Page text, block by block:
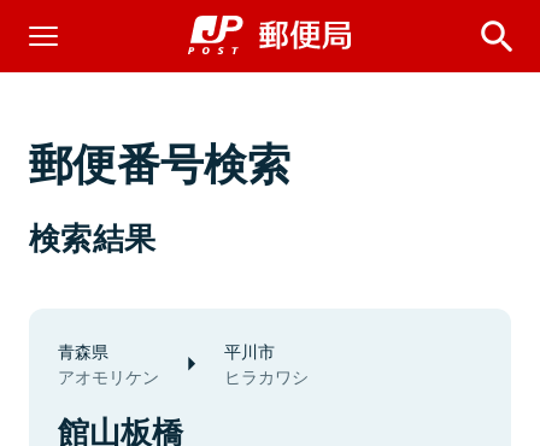
郵便番号検索
検索結果
青森県
アオモリケン
平川市
ヒラカワシ
館山板橋